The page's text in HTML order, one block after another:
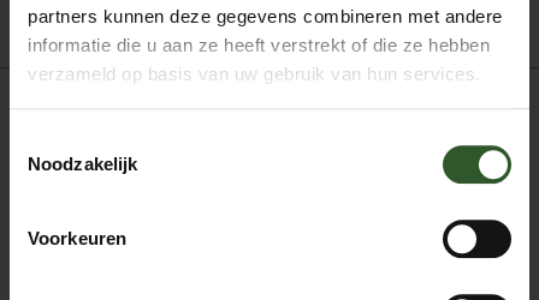
partners kunnen deze gegevens combineren met andere
informatie die u aan ze heeft verstrekt of die ze hebben
verzameld op basis van uw gebruik van hun services.
Noodzakelijk
Voorkeuren
Ayurvedische massage
Magnesiummassage